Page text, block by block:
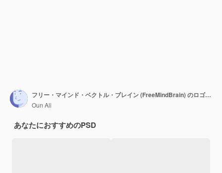
フリー・マインド・ベクトル・ブレイン (FreeMindBrain) のロゴデザイン
Oun Ali
あなたにおすすめのPSD